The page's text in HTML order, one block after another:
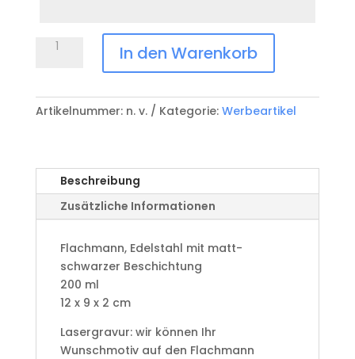
Flachmann
BKM
Menge
In den Warenkorb
Artikelnummer: n. v. Kategorie: Werbeartikel
Beschreibung
Zusätzliche Informationen
Flachmann, Edelstahl mit matt-
schwarzer Beschichtung
200 ml
12 x 9 x 2 cm
Lasergravur: wir können Ihr
Wunschmotiv auf den Flachmann